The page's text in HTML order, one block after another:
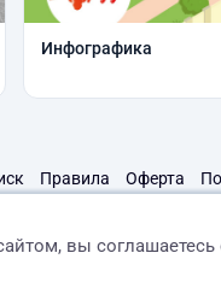
Инфографика
Правила Оферта
вы